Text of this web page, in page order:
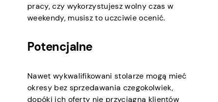
pracy, czy wykorzystujesz wolny czas w
weekendy, musisz to uczciwie ocenić.
Potencjalne
Nawet wykwalifikowani stolarze mogą mieć
okresy bez sprzedawania czegokolwiek,
dopóki ich oferty nie przyciągną klientów